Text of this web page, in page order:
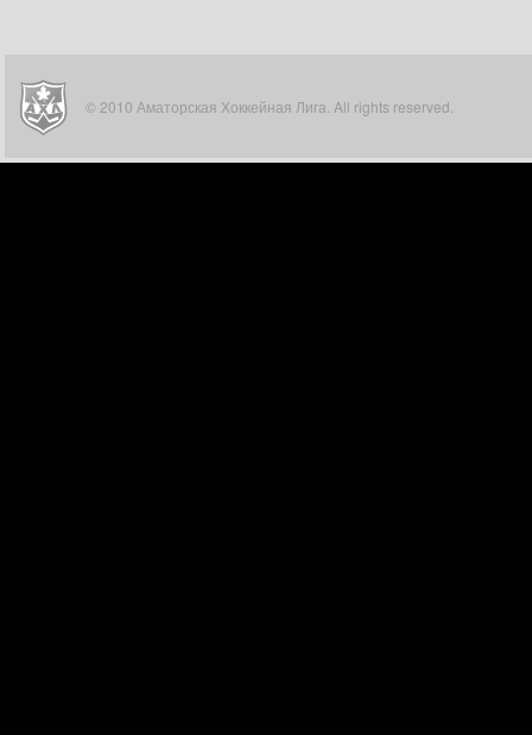
© 2010 Аматорская Хоккейная Лига. All rights reserved.